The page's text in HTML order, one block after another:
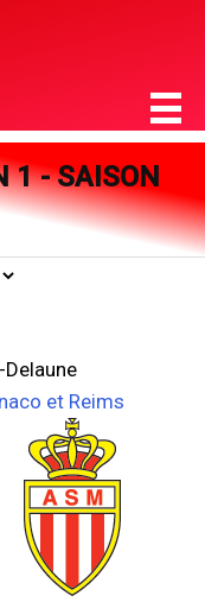
1 - SAISON
et Reims